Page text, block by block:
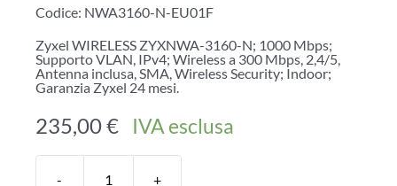
Codice: NWA3160-N-EU01F
Zyxel WIRELESS ZYXNWA-3160-N; 1000 Mbps;
Supporto VLAN, IPv4; Wireless a 300 Mbps, 2,4/5,
Antenna inclusa, SMA, Wireless Security; Indoor;
Garanzia Zyxel 24 mesi.
235,00€ IVA esclusa